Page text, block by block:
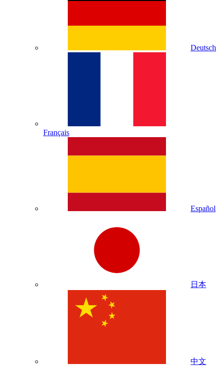
Deutsch
Français
Español
日本
中文